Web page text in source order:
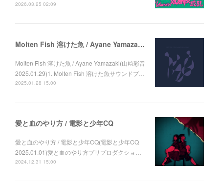
2026.03.25 02:09
Molten Fish 溶けた魚 / Ayane Yamazaki (山﨑彩音)
Molten Fish 溶けた魚 / Ayane Yamazaki(山﨑彩音
2025.01.29)1. Molten Fish 溶けた魚サウンドプ…
2025.01.28 15:00
愛と血のやり方 / 電影と少年CQ
愛と血のやり方 / 電影と少年CQ(電影と少年CQ
2025.01.01)愛と血のやり方プリプロダクショ…
2024.12.31 15:00